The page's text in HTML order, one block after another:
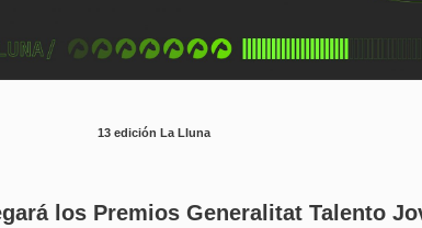
13 edición La Lluna
los Premios Generalitat Talento